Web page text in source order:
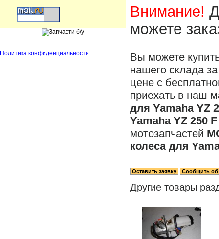
Внимание!
можете
Вы можете
нашего склада
цене с
приехать в наш
для Yamaha YZ
Yamaha YZ 250
мотозапчастей
колеса для
Другие товары
Политика конфиденциальности